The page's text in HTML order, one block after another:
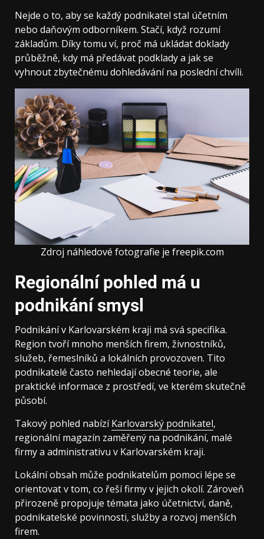
Nejde o to, aby se každý podnikatel stal účetním
nebo daňovým odborníkem. Stačí, když rozumí
základům. Díky tomu ví, proč má ukládat doklady
průběžně, kdy má předávat podklady a jak se
vyhnout zbytečnému dohledávání na poslední chvíli.
Zdroj náhledové fotografie je freepik.com
Regionální pohled má u
podnikání smysl
Podnikání v Karlovarském kraji má svá specifika.
Region tvoří mnoho menších firem, živnostníků,
služeb, řemeslníků a lokálních provozoven. Tito
podnikatelé často nehledají obecné teorie, ale
praktické informace z prostředí, ve kterém skutečně
působí.
Takový pohled nabízíKarlovarský podnikatel,
regionální magazín zaměřený na podnikání, malé
firmy a administrativu v Karlovarském kraji.
Lokální obsah může podnikatelům pomoci lépe se
orientovat v tom, co řeší firmy v jejich okolí. Zároveň
přirozeně propojuje témata jako účetnictví, daně,
podnikatelské povinnosti, služby a rozvoj menších
firem.